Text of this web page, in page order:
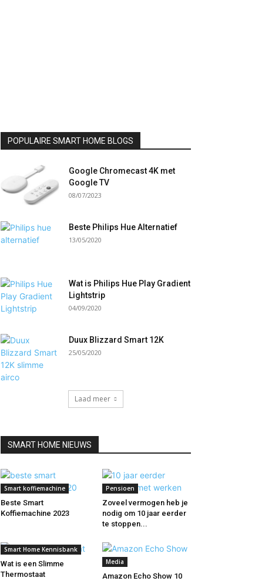
POPULAIRE SMART HOME BLOGS
Google Chromecast 4K met
Google TV
08/07/2023
Beste Philips Hue Alternatief
13/05/2020
Wat is Philips Hue Play Gradient
Lightstrip
04/09/2020
Duux Blizzard Smart 12K
25/05/2020
Laad meer
SMART HOME NIEUWS
Smart koffiemachine
Beste Smart
Koffiemachine 2023
Pensioen
Zoveel vermogen heb je
nodig om 10 jaar eerder
te stoppen...
Smart Home Kennisbank
Wat is een Slimme
Thermostaat
Media
Amazon Echo Show 10